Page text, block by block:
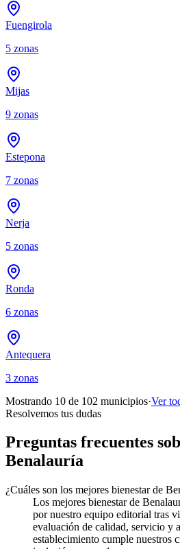
Fuengirola
5 zonas
Mijas
9 zonas
Estepona
7 zonas
Nerja
5 zonas
Ronda
6 zonas
Antequera
3 zonas
Mostrando 10 de 102 municipios·Ver
Resolvemos tus dudas
Preguntas frecuentes
Benalauría
¿Cuáles son los mejores bienestar de
Los mejores bienestar de
por nuestro equipo editorial tras
evaluación de calidad, servicio y
establecimiento cumple nuestros